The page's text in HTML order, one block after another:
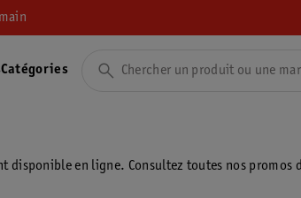
Catégories
disponible en ligne. Consultez toutes nos promos